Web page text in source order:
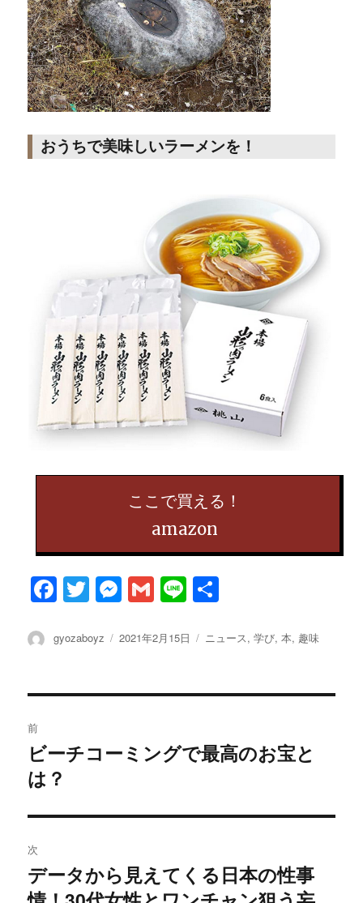
おうちで美味しいラーメンを！
ここで買える！
amazon
F
c
b
o
k
T
it
r
M
se
g
G
ai
Li
e
投
gyozaboyz
投
2021年2月15日
カ
ニュース,学び,本, 趣味
稿
ナ
ビ
ゲ
ー
前
過
去
投
稿:
ビーチコーミングで最高のお宝と
は？
次
次
の
データから見えてくる日本の性事